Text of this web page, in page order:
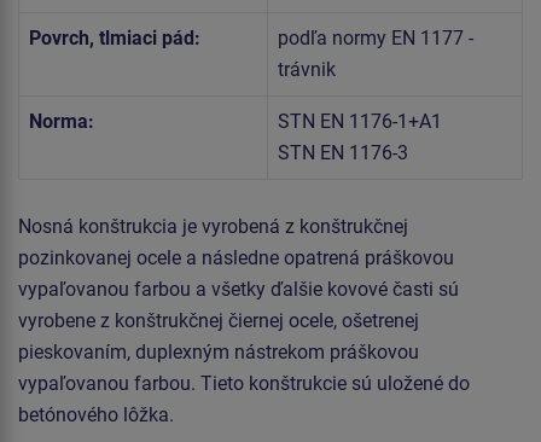
Povrch, tlmiaci pád:
podľa normy EN 1177 -
trávnik
Norma:
STN EN 1176-1+A1
STN EN 1176-3
Nosná konštrukcia je vyrobená z konštrukčnej
pozinkovanej ocele a následne opatrená práškovou
vypaľovanou farbou a všetky ďalšie kovové časti sú
vyrobene z konštrukčnej čiernej ocele, ošetrenej
pieskovaním, duplexným nástrekom práškovou
vypaľovanou farbou. Tieto konštrukcie sú uložené do
betónového lôžka.